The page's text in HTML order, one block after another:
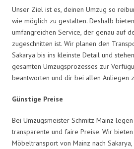
Unser Ziel ist es, deinen Umzug so
wie möglich zu gestalten. Deshalb
umfangreichen Service, der genau auf
zugeschnitten ist. Wir planen den
Sakarya bis ins kleinste Detail und
gesamten Umzugsprozesses zur
beantworten und dir bei allen Anliegen
Günstige Preise
Bei Umzugsmeister Schmitz Mainz
transparente und faire Preise. Wir
Möbeltransport von Mainz nach